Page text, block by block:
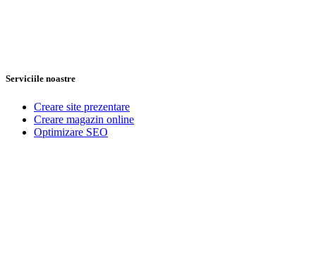
Serviciile noastre
Creare site prezentare
Creare magazin online
Optimizare SEO